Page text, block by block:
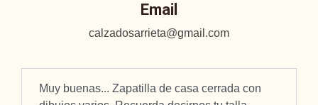
Email
calzadosarrieta@gmail.com